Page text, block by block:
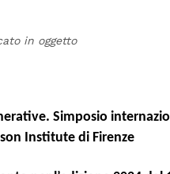
in oggetto
Simposio
Institute di Firenze